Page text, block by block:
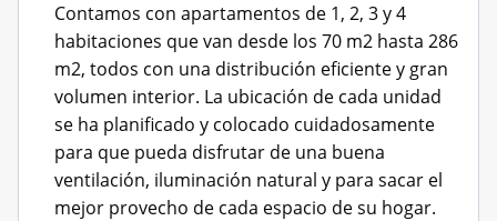
Contamos con apartamentos de 1, 2, 3 y 4
habitaciones que van desde los 70 m2 hasta 286
m2, todos con una distribución eficiente y gran
volumen interior. La ubicación de cada unidad
se ha planificado y colocado cuidadosamente
para que pueda disfrutar de una buena
ventilación, iluminación natural y para sacar el
mejor provecho de cada espacio de su hogar.